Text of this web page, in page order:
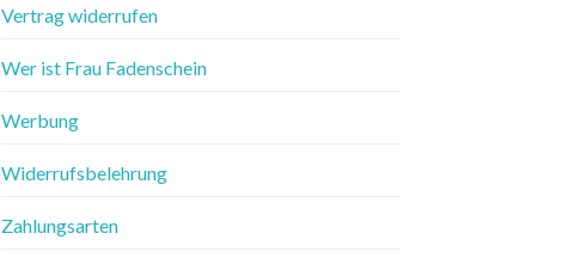
Vertrag widerrufen
Wer ist Frau Fadenschein
Werbung
Widerrufsbelehrung
Zahlungsarten